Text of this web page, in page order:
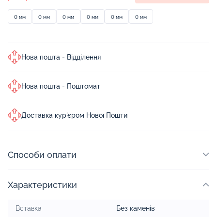
0 мм 0 мм 0 мм 0 мм 0 мм 0 мм
Нова пошта - Відділення
Нова пошта - Поштомат
Доставка кур'єром Нової Пошти
Способи оплати
Характеристики
Вставка Без каменів